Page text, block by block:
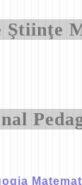
Ştiinţe